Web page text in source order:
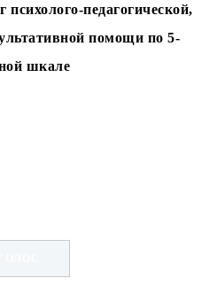
психолого-педагогической,
помощи по 5-
шкале